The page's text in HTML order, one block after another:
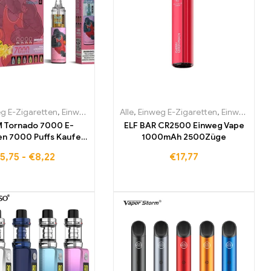
Lettland,Einweg-E-Zigaretten Slowenien, Einweg-E-Zigaretten
E-Zigaretten Niederlande,Einweg-E-Zigaretten Österreich
,Einweg-E-Zigaretten Bulgarien ,Einweg-E-Zigaretten Dänemark
E-Zigaretten, Einweg-E-Zigaretten Belgien ,Einweg-E-Zigaretten
Tornado 7000 E-
7000 Puffs Kaufen
5,75 - €8,22
Alle, Einweg E-Zigaretten, Einweg-E-Zigaretten Irland
ELF BAR CR2500 Einweg Vape
1000mAh 2500Züge
€17,77